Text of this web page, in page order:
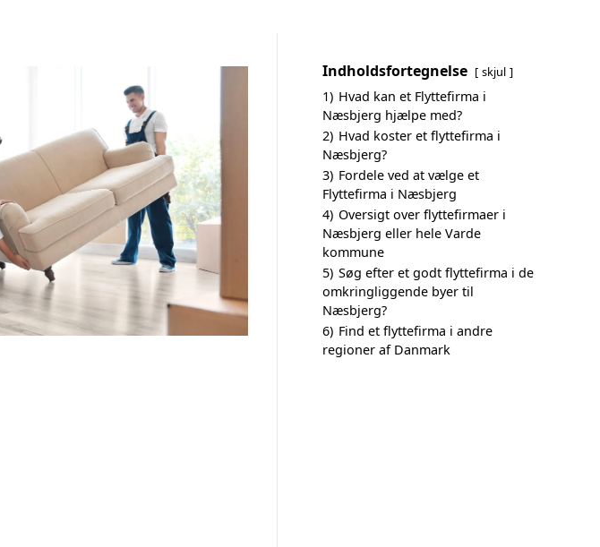
Indholdsfortegnelse skjul
1) Hvad kan et Flyttefirma i
Næsbjerg hjælpe med?
2) Hvad koster et flyttefirma i
Næsbjerg?
3) Fordele ved at vælge et
Flyttefirma i Næsbjerg
4) Oversigt over flyttefirmaer i
Næsbjerg eller hele Varde
kommune
5) Søg efter et godt flyttefirma i de
omkringliggende byer til
Næsbjerg?
6) Find et flyttefirma i andre
regioner af Danmark